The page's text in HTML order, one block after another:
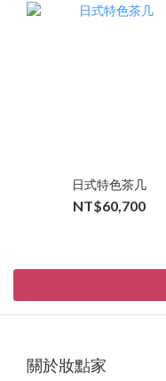
日式特色茶几
NT$60,700
關於妝點家